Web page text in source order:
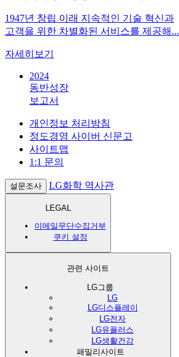
1947년 창립 이래 지속적인 기술 혁신과
고객을 위한 차별화된 서비스를 제공해...
자세히보기
2024
동반성장
보고서
개인정보 처리방침
정도경영 사이버 신문고
사이트맵
1:1 문의
설문조사 LG화학 역사관
LEGAL
이메일무단수집거부
쿠키 설정
관련 사이트
LG그룹
LG
LG디스플레이
LG전자
LG유플러스
LG생활건강
패밀리사이트